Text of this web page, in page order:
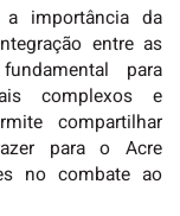
a importância da
entre as
para
complexos e
compartilhar
para o Acre
no combate ao